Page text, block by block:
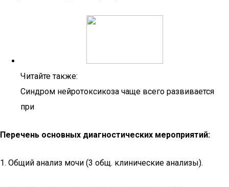
Читайте также:
Синдром нейротоксикоза чаще всего развивается
при
Перечень основных диагностических мероприятий:
1. Общий анализ мочи (3 общ. клинические анализы).